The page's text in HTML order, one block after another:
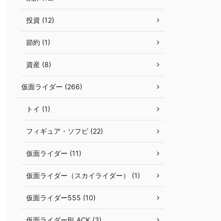
投資 (12)
節約 (1)
資産 (8)
仮面ライダー (266)
トイ (1)
フィギュア・ソフビ (22)
仮面ライダー (11)
仮面ライダー（スカイライダー） (1)
仮面ライダー555 (10)